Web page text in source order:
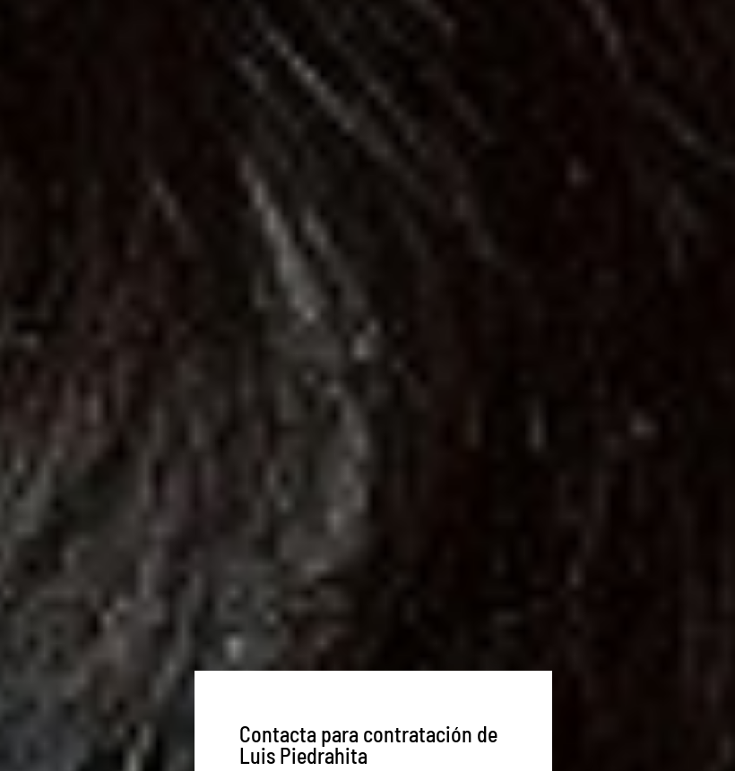
Contacta para contratación de
Luis Piedrahita